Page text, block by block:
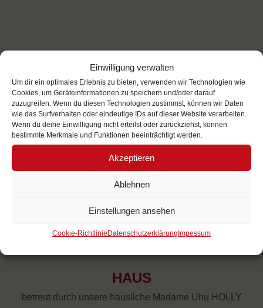
Einwilligung verwalten
Um dir ein optimales Erlebnis zu bieten, verwenden wir Technologien wie
Cookies, um Geräteinformationen zu speichern und/oder darauf
zuzugreifen. Wenn du diesen Technologien zustimmst, können wir Daten
wie das Surfverhalten oder eindeutige IDs auf dieser Website verarbeiten.
Wenn du deine Einwilligung nicht erteilst oder zurückziehst, können
bestimmte Merkmale und Funktionen beeinträchtigt werden.
Akzeptieren
Ablehnen
Einstellungen ansehen
Cookie-Richtlinie Datenschutzerklärung Impessum
HAUS
betreut durch unsere häusliche Madame Uhu HOLLY